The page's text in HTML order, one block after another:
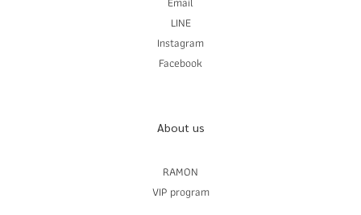
LINE
Instagram
Facebook
About us
RAMON
VIP program